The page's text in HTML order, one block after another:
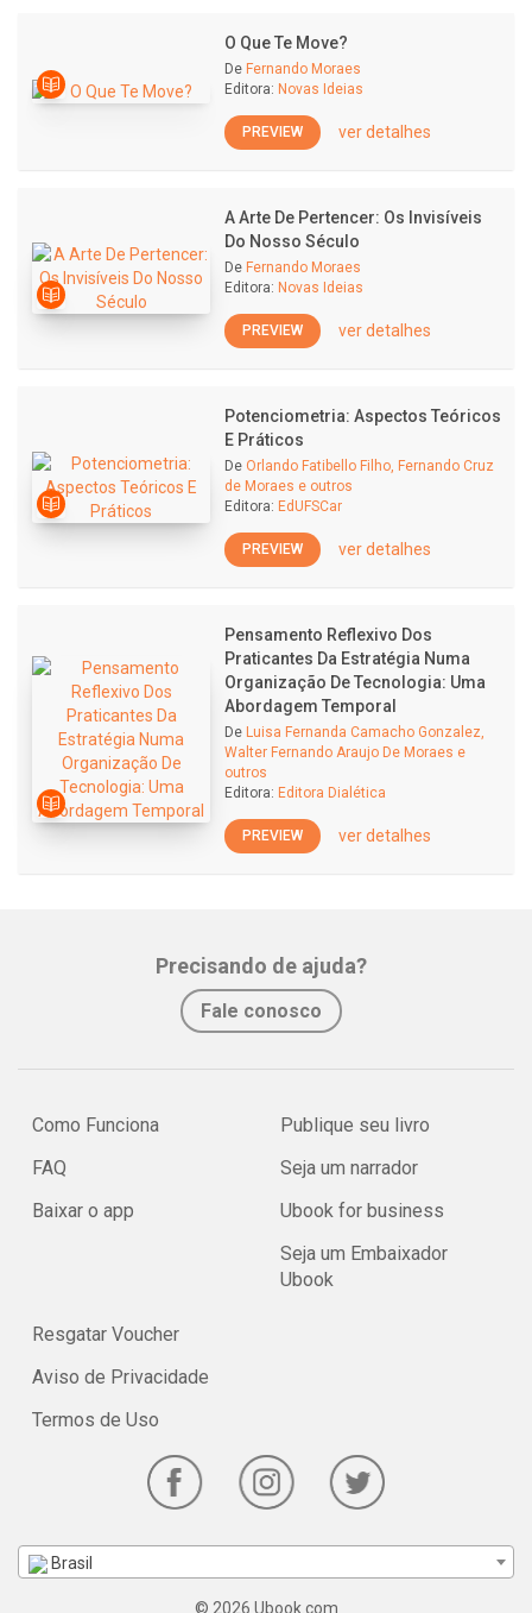
O Que Te Move?
De Fernando Moraes
Editora: Novas Ideias
PREVIEW ver detalhes
A Arte De Pertencer: Os Invisíveis
Do Nosso Século
De Fernando Moraes
Editora: Novas Ideias
PREVIEW ver detalhes
Potenciometria: Aspectos Teóricos
E Práticos
De Orlando Fatibello Filho, Fernando Cruz
de Moraes e outros
Editora: EdUFSCar
PREVIEW ver detalhes
Pensamento Reflexivo Dos
Praticantes Da Estratégia Numa
Organização De Tecnologia: Uma
Abordagem Temporal
De Luisa Fernanda Camacho Gonzalez,
Walter Fernando Araujo De Moraes e
outros
Editora: Editora Dialética
PREVIEW ver detalhes
Precisando de ajuda?
Fale conosco
Como Funciona
FAQ
Baixar o app
Publique seu livro
Seja um narrador
Ubook for business
Seja um Embaixador
Ubook
Resgatar Voucher
Aviso de Privacidade
Termos de Uso
Brasil
© 2026 Ubook.com